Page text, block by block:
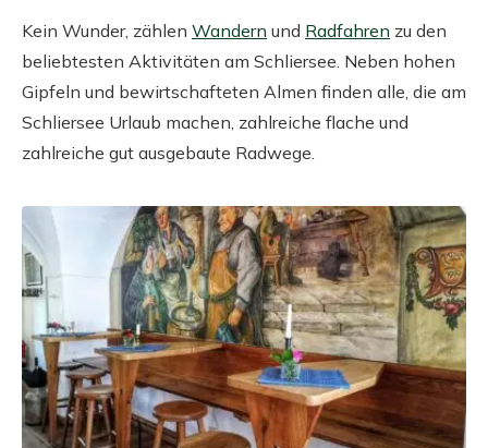
Kein Wunder, zählen Wandern und Radfahren zu den
beliebtesten Aktivitäten am Schliersee. Neben hohen
Gipfeln und bewirtschafteten Almen finden alle, die am
Schliersee Urlaub machen, zahlreiche flache und
zahlreiche gut ausgebaute Radwege.